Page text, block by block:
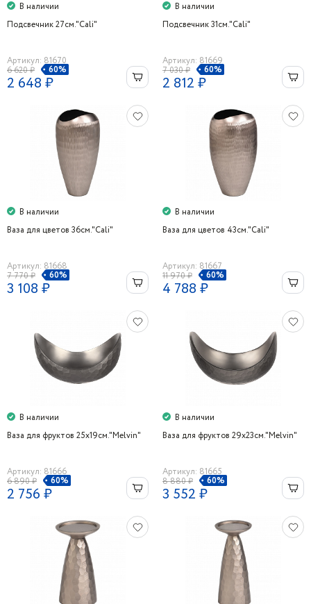
В наличии
Подсвечник 27см."Cali"
Артикул: 81670
6 620 ₽
60%
2 648 ₽
В наличии
Подсвечник 31см."Cali"
Артикул: 81669
7 030 ₽
60%
2 812 ₽
В наличии
Ваза для цветов 36см."Cali"
Артикул: 81668
7 770 ₽
60%
3 108 ₽
В наличии
Ваза для цветов 43см."Cali"
Артикул: 81667
11 970 ₽
60%
4 788 ₽
В наличии
Ваза для фруктов 25х19см."Melvin"
Артикул: 81666
6 890 ₽
60%
2 756 ₽
В наличии
Ваза для фруктов 29х23см."Melvin"
Артикул: 81665
8 880 ₽
60%
3 552 ₽